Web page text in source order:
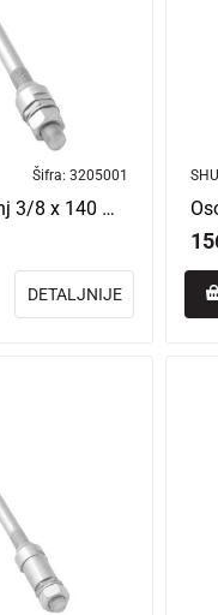
Šifra:3205001
Osovina prednj 3/8 x 140 mm mtb
DETALJNIJE